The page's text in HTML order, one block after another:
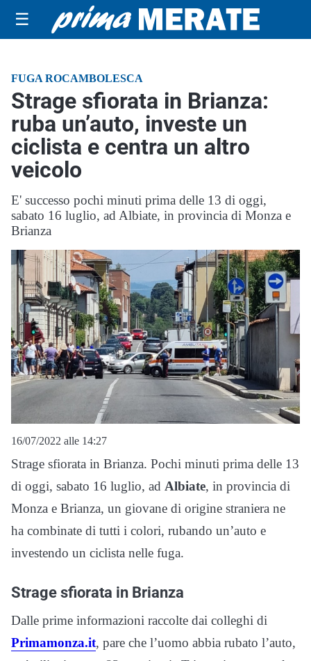
☰
FUGA ROCAMBOLESCA
Strage sfiorata in Brianza:
ruba un’auto, investe un
ciclista e centra un altro
veicolo
E' successo pochi minuti prima delle 13 di oggi,
sabato 16 luglio, ad Albiate, in provincia di Monza e
Brianza
16/07/2022 alle 14:27
Strage sfiorata in Brianza. Pochi minuti prima delle 13
di oggi, sabato 16 luglio, ad Albiate, in provincia di
Monza e Brianza, un giovane di origine straniera ne
ha combinate di tutti i colori, rubando un’auto e
investendo un ciclista nelle fuga.
Strage sfiorata in Brianza
Dalle prime informazioni raccolte dai colleghi di
Primamonza.it, pare che l’uomo abbia rubato l’auto,